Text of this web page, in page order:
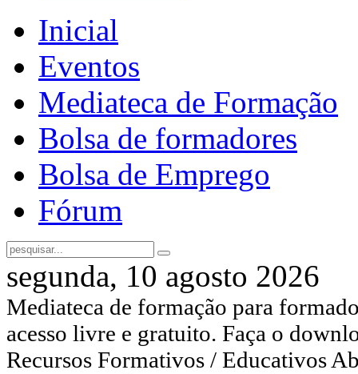
Inicial
Eventos
Mediateca de Formação
Bolsa de formadores
Bolsa de Emprego
Fórum
segunda, 10 agosto 2026
Mediateca de formação para
acesso livre e gratuito. Faça o
Recursos Formativos / Educativos